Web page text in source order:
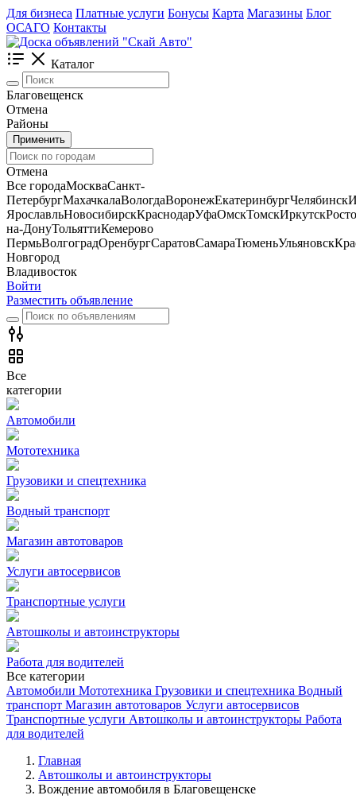
Для бизнеса Платные услуги Бонусы Карта Магазины Блог
ОСАГО Контакты
Каталог
Благовещенск
Отмена
Районы
Применить
Отмена
Все городаМоскваСанкт-
ПетербургМахачкалаВологдаВоронежЕкатеринбургЧелябинск
ЯрославльНовосибирскКраснодарУфаОмскТомскИркутск
на-ДонуТольяттиКемерово
ПермьВолгоградОренбургСаратовСамараТюменьУльяновск
Новгород
Владивосток
Войти
Разместить объявление
Все
категории
Автомобили
Мототехника
Грузовики и спецтехника
Водный транспорт
Магазин автотоваров
Услуги автосервисов
Транспортные услуги
Автошколы и автоинструкторы
Работа для водителей
Все категории
Автомобили Мототехника Грузовики и спецтехника Водный
транспорт Магазин автотоваров Услуги автосервисов
Транспортные услуги Автошколы и автоинструкторы Работа
для водителей
Главная
Автошколы и автоинструкторы
Вождение автомобиля в Благовещенске